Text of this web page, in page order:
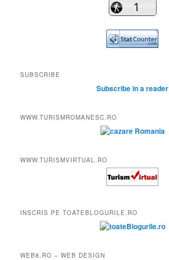
SUBSCRIBE
Subscribe in a reader
WWW.TURISMROMANESC.RO
WWW.TURISMVIRTUAL.RO
INSCRIS PE TOATEBLOGURILE.RO
WEB8.RO – WEB DESIGN